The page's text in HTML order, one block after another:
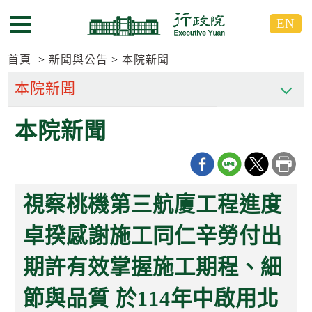
到
要
區
到
要
區
選單按鈕 EN
首頁 新聞與公告 本院新聞
本院新聞
視察桃機第三航廈工程進度
卓揆感謝施工同仁辛勞付出
期許有效掌握施工期程、細
節與品質 於114年中啟用北